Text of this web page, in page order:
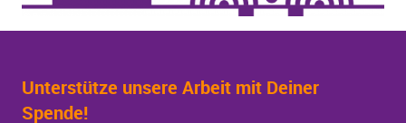
Unterstütze unsere Arbeit mit Deiner
Spende!